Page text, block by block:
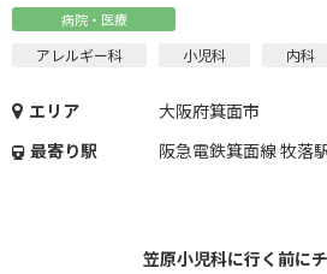
病院・医療
アレルギー科 小児科 内科
エリア
大阪府箕面市
最寄り駅
阪急電鉄箕面線 牧落
笠原小児科に行く前に